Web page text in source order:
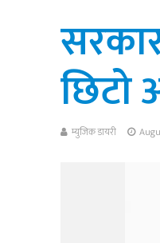
म्युजिक डायरी